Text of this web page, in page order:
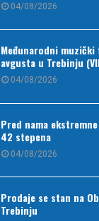
04/08/2026
Međunarodni
avgusta u Trebinju
04/08/2026
Pred nama
42 stepena
04/08/2026
Prodaje se stan na
Trebinju